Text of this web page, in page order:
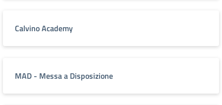
Calvino Academy
MAD - Messa a Disposizione